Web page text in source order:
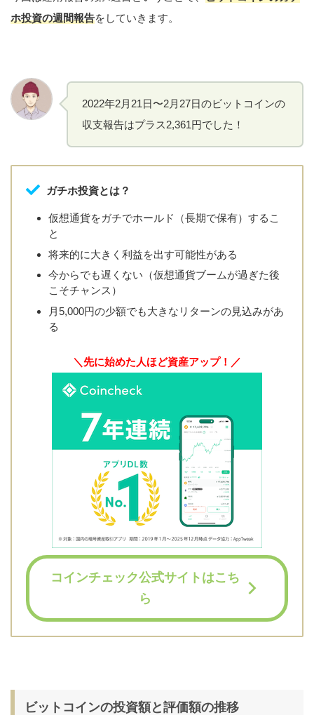
ホ投資の週間報告をしていきます。
2022年2月21日〜2月27日のビットコインの
収支報告はプラス2,361円でした！
ガチホ投資とは？
仮想通貨をガチでホールド（長期で保有）するこ
と
将来的に大きく利益を出す可能性がある
今からでも遅くない（仮想通貨ブームが過ぎた後
こそチャンス）
月5,000円の少額でも大きなリターンの見込みがあ
る
＼先に始めた人ほど資産アップ！／
コインチェック公式サイトはこち
ら
ビットコインの投資額と評価額の推移